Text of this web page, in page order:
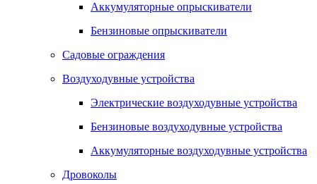
Аккумуляторные опрыскиватели
Бензиновые опрыскиватели
Садовые ограждения
Воздуходувные устройства
Электрические воздуходувные устройства
Бензиновые воздуходувные устройства
Аккумуляторные воздуходувные устройства
Дровоколы